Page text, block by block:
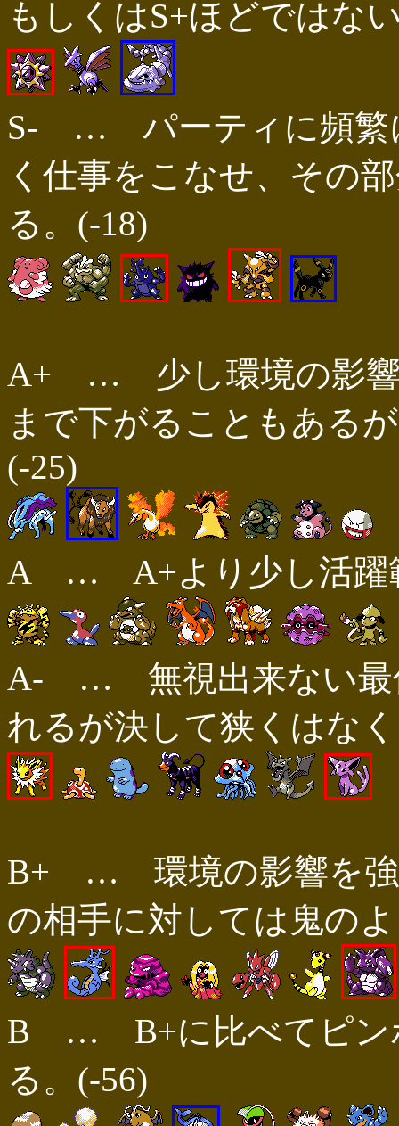
もしくはS+ほどではな
S- … パーティに頻繁
く仕事をこなせ、その
る。(-18)
A+ … 少し環境の影響
まで下がることもある
(-25)
A … A+より少し活躍
A- … 無視出来ない最
れるが決して狭くはな
B+ … 環境の影響を強
の相手に対しては鬼の
B … B+に比べてピン
る。(-56)